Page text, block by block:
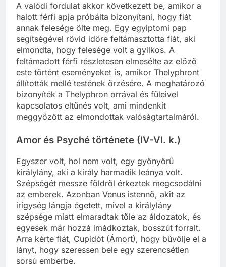
A valódi fordulat akkor következett be, amikor a
halott férfi apja próbálta bizonyítani, hogy fiát
annak felesége ölte meg. Egy egyiptomi pap
segítségével rövid időre feltámasztotta fiát, aki
elmondta, hogy felesége volt a gyilkos. A
feltámadott férfi részletesen elmesélte az előző
este történt eseményeket is, amikor Thelyphront
állították mellé testének őrzésére. A meghatározó
bizonyíték a Thelyphron orrával és füleivel
kapcsolatos eltűnés volt, ami mindenkit
meggyőzött az elmondottak valóságtartalmáról.
Amor és Psyché története (IV-VI. k.)
Egyszer volt, hol nem volt, egy gyönyörű
királylány, aki a király harmadik leánya volt.
Szépségét messze földről érkeztek megcsodálni
az emberek. Azonban Venus istennő, akit az
irigység lángja égetett, mivel a királylány
szépsége miatt elmaradtak tőle az áldozatok, és
egyesek már hozzá imádkoztak, bosszút forralt.
Arra kérte fiát, Cupidót (Ámort), hogy bűvölje el a
lányt, hogy szeressen bele egy szerencsétlen
sorsú emberbe.